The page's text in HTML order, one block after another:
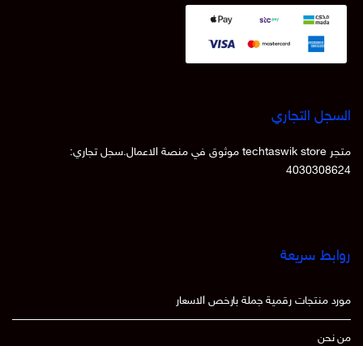
السجل التجاري
متجر techtaswik store موثوق في منصة الاعمال.سجل تجاري:
4030308624
روابط سريعة
مورد منتجات رقمية جملة بارخص الاسعار
من نحن